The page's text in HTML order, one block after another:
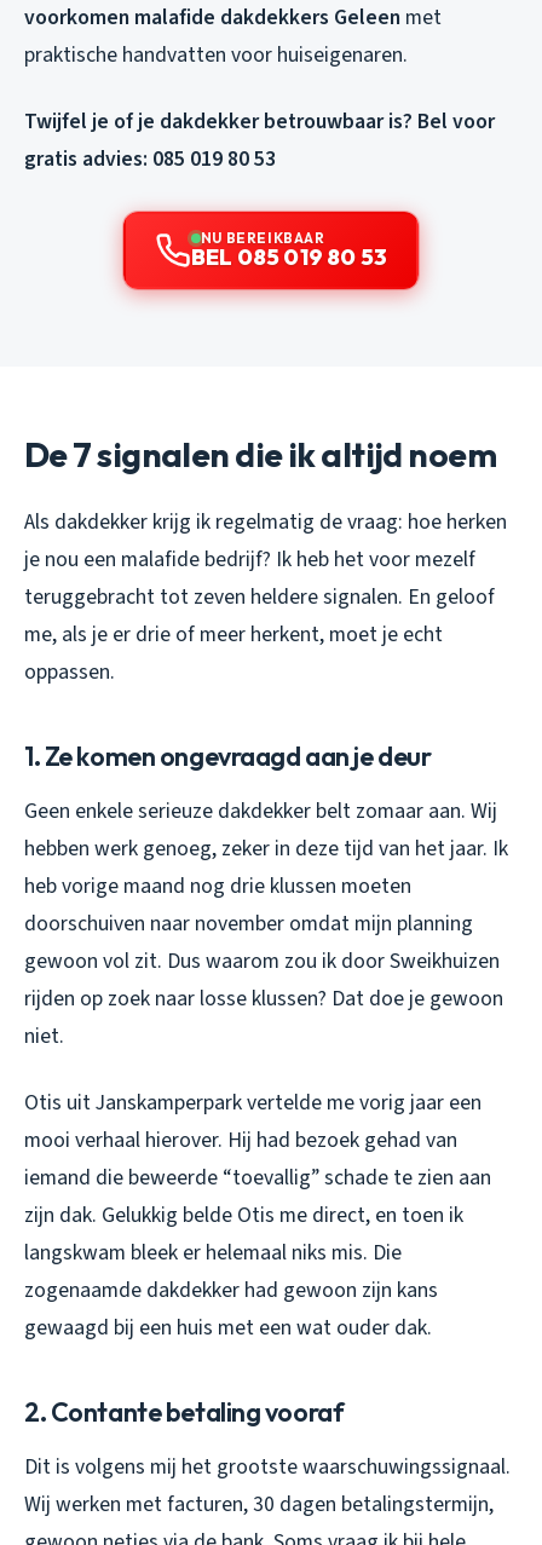
voorkomen malafide dakdekkers Geleen met
praktische handvatten voor huiseigenaren.
Twijfel je of je dakdekker betrouwbaar is? Bel voor
gratis advies: 085 019 80 53
NU BEREIKBAAR
BEL 085 019 80 53
De 7 signalen die ik altijd noem
Als dakdekker krijg ik regelmatig de vraag: hoe herken
je nou een malafide bedrijf? Ik heb het voor mezelf
teruggebracht tot zeven heldere signalen. En geloof
me, als je er drie of meer herkent, moet je echt
oppassen.
1. Ze komen ongevraagd aan je deur
Geen enkele serieuze dakdekker belt zomaar aan. Wij
hebben werk genoeg, zeker in deze tijd van het jaar. Ik
heb vorige maand nog drie klussen moeten
doorschuiven naar november omdat mijn planning
gewoon vol zit. Dus waarom zou ik door Sweikhuizen
rijden op zoek naar losse klussen? Dat doe je gewoon
niet.
Otis uit Janskamperpark vertelde me vorig jaar een
mooi verhaal hierover. Hij had bezoek gehad van
iemand die beweerde “toevallig” schade te zien aan
zijn dak. Gelukkig belde Otis me direct, en toen ik
langskwam bleek er helemaal niks mis. Die
zogenaamde dakdekker had gewoon zijn kans
gewaagd bij een huis met een wat ouder dak.
2. Contante betaling vooraf
Dit is volgens mij het grootste waarschuwingssignaal.
Wij werken met facturen, 30 dagen betalingstermijn,